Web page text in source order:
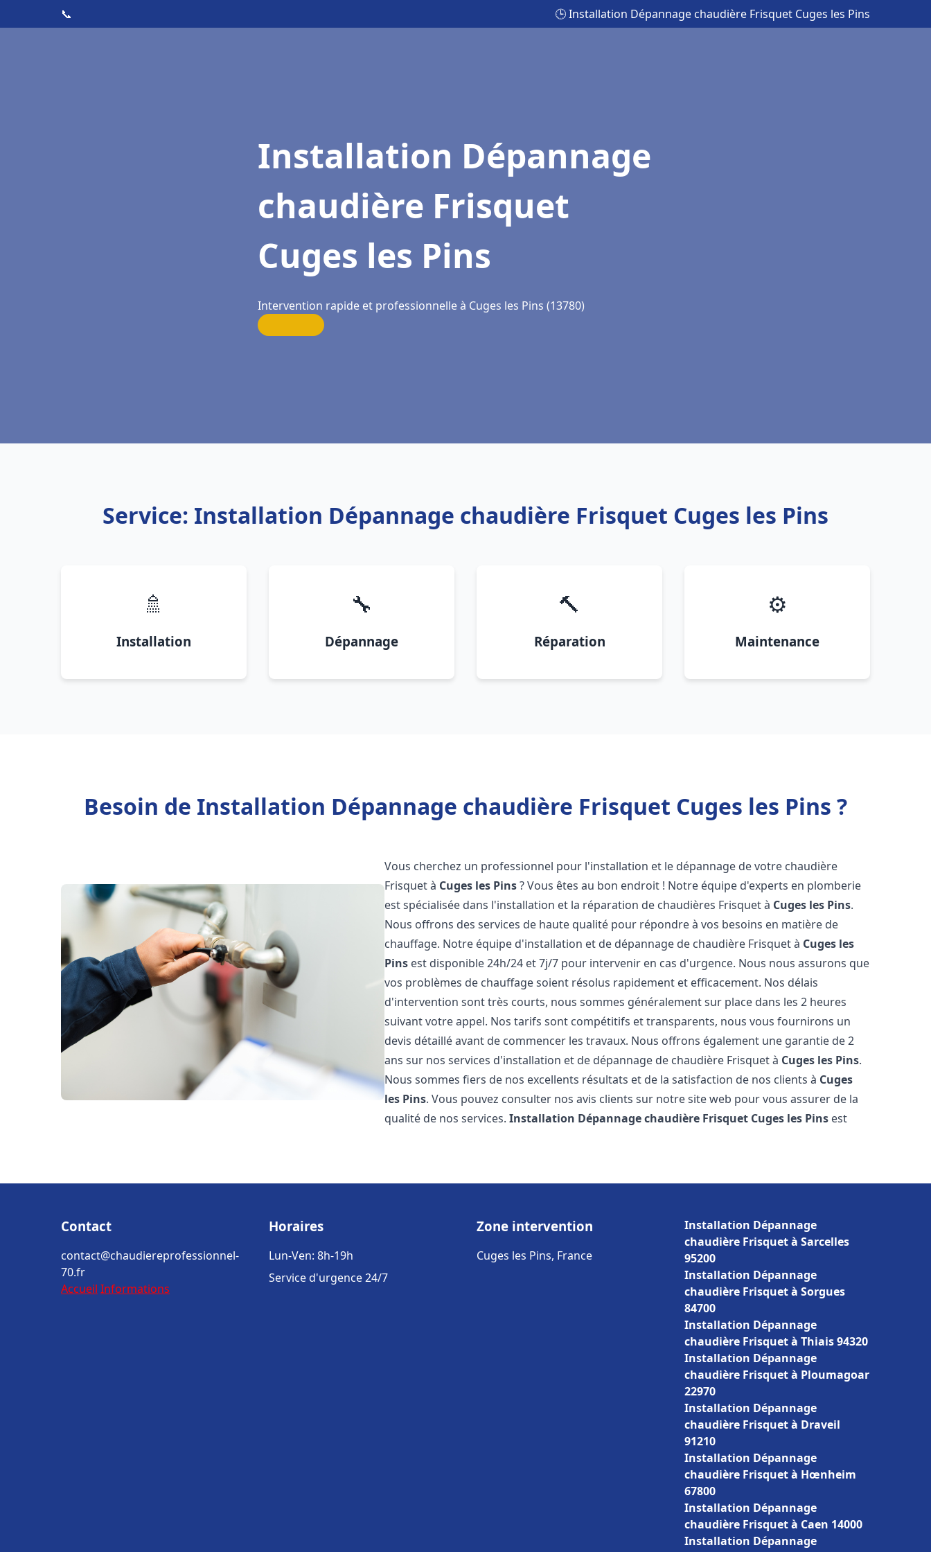
📞 🕒 Installation Dépannage chaudière Frisquet Cuges les Pins
Installation Dépannage
chaudière Frisquet
Cuges les Pins
Intervention rapide et professionnelle à Cuges les Pins (13780)
Service: Installation Dépannage chaudière Frisquet Cuges les Pins
🚿
Installation
🔧
Dépannage
🔨
Réparation
⚙️
Maintenance
Besoin de Installation Dépannage chaudière Frisquet Cuges les Pins ?
Vous cherchez un professionnel pour l'installation et le dépannage de votre chaudière
Frisquet à Cuges les Pins? Vous êtes au bon endroit ! Notre équipe d'experts en plomberie
est spécialisée dans l'installation et la réparation de chaudières Frisquet à Cuges les Pins.
Nous offrons des services de haute qualité pour répondre à vos besoins en matière de
chauffage. Notre équipe d'installation et de dépannage de chaudière Frisquet à Cuges les
Pins est disponible 24h/24 et 7j/7 pour intervenir en cas d'urgence. Nous nous assurons que
vos problèmes de chauffage soient résolus rapidement et efficacement. Nos délais
d'intervention sont très courts, nous sommes généralement sur place dans les 2 heures
suivant votre appel. Nos tarifs sont compétitifs et transparents, nous vous fournirons un
devis détaillé avant de commencer les travaux. Nous offrons également une garantie de 2
ans sur nos services d'installation et de dépannage de chaudière Frisquet à Cuges les Pins.
Nous sommes fiers de nos excellents résultats et de la satisfaction de nos clients à Cuges
les Pins. Vous pouvez consulter nos avis clients sur notre site web pour vous assurer de la
qualité de nos services.Installation Dépannage chaudière Frisquet Cuges les Pins est
Contact
contact@chaudiereprofessionnel-
70.fr
Accueil Informations
Horaires
Lun-Ven: 8h-19h
Service d'urgence 24/7
Zone intervention
Cuges les Pins, France
Installation Dépannage
chaudière Frisquet à Sarcelles
95200
Installation Dépannage
chaudière Frisquet à Sorgues
84700
Installation Dépannage
chaudière Frisquet à Thiais 94320
Installation Dépannage
chaudière Frisquet à Ploumagoar
22970
Installation Dépannage
chaudière Frisquet à Draveil
91210
Installation Dépannage
chaudière Frisquet à Hœnheim
67800
Installation Dépannage
chaudière Frisquet à Caen 14000
Installation Dépannage